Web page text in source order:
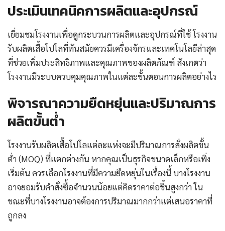
ประเมินเทคนิคการผลิตและอุปกรณ์
เยี่ยมชมโรงงานเพื่อดูกระบวนการผลิตและอุปกรณ์ที่ใช้ โรงงาน
รับผลิตเสื้อโปโลที่ทันสมัยควรมีเครื่องจักรและเทคโนโลยีล่าสุด
ที่ช่วยเพิ่มประสิทธิภาพและคุณภาพของผลิตภัณฑ์ สังเกตว่า
โรงงานมีระบบควบคุมคุณภาพในแต่ละขั้นตอนการผลิตอย่างไร
พิจารณาความยืดหยุ่นและปริมาณการ
ผลิตขั้นต่ำ
โรงงานรับผลิตเสื้อโปโลแต่ละแห่งจะมีปริมาณการสั่งผลิตขั้น
ต่ำ (MOQ) ที่แตกต่างกัน หากคุณเป็นธุรกิจขนาดเล็กหรือเพิ่ง
เริ่มต้น ควรเลือกโรงงานที่มีความยืดหยุ่นในเรื่องนี้ บางโรงงาน
อาจยอมรับคำสั่งซื้อจำนวนน้อยแต่คิดราคาต่อชิ้นสูงกว่า ใน
ขณะที่บางโรงงานอาจต้องการปริมาณมากกว่าแต่เสนอราคาที่
ถูกลง